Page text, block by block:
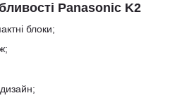
Panasonic K2
блоки;